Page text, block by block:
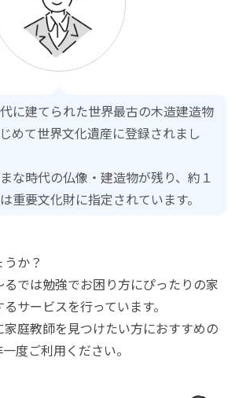
に建てられた世界最古の木造建造物
めて世界文化遺産に登録されまし
な時代の仏像・建造物が残り、約１
重要文化財に指定されています。
か？
では勉強でお困り方にぴったりの家
サービスを行っています。
庭教師を見つけたい方におすすめの
度ご利用ください。